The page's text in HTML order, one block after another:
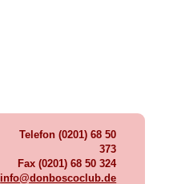
Telefon (0201) 68 50
373
Fax (0201) 68 50 324
info@donboscoclub.de